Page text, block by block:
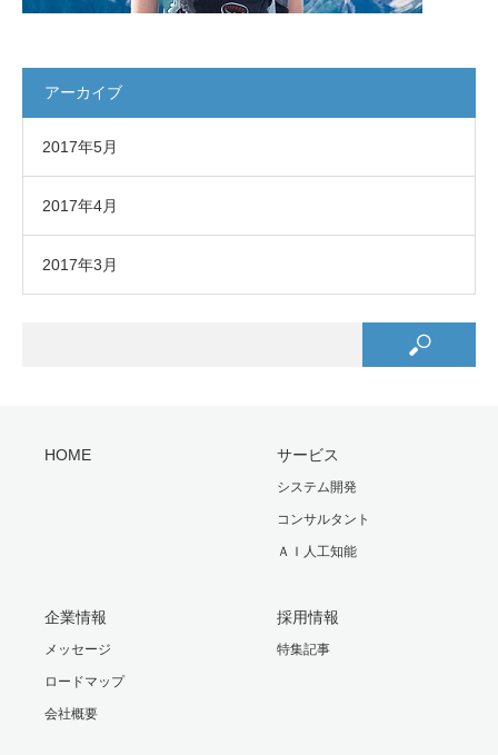
アーカイブ
2017年5月
2017年4月
2017年3月
HOME サービス
システム開発
コンサルタント
ＡＩ人工知能
企業情報
メッセージ
ロードマップ
会社概要
採用情報
特集記事